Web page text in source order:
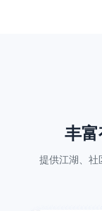
丰
提供江湖、社